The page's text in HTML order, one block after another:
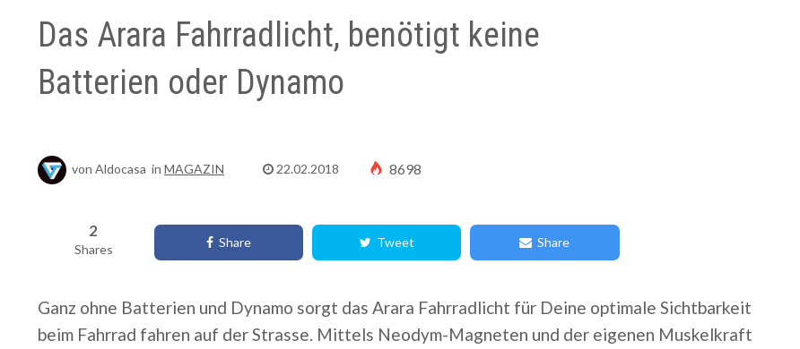
Das Arara Fahrradlicht, benötigt keine
Batterien oder Dynamo
von Aldocasa in MAGAZIN 22.02.2018 8698
2
Shares Share Tweet Share
Ganz ohne Batterien und Dynamo sorgt das Arara Fahrradlicht für Deine optimale Sichtbarkeit
beim Fahrrad fahren auf der Strasse. Mittels Neodym-Magneten und der eigenen Muskelkraft